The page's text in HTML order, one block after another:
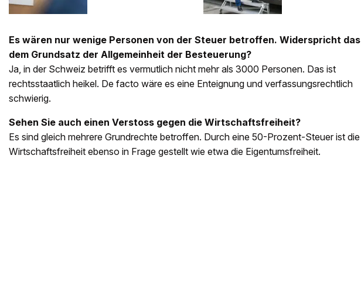
Es wären nur wenige Personen von der Steuer betroffen. Widerspricht das
dem Grundsatz der Allgemeinheit der Besteuerung?
Ja, in der Schweiz betrifft es vermutlich nicht mehr als 3000 Personen. Das ist
rechtsstaatlich heikel. De facto wäre es eine Enteignung und verfassungsrechtlich
schwierig.
Sehen Sie auch einen Verstoss gegen die Wirtschaftsfreiheit?
Es sind gleich mehrere Grundrechte betroffen. Durch eine 50-Prozent-Steuer ist die
Wirtschaftsfreiheit ebenso in Frage gestellt wie etwa die Eigentumsfreiheit.